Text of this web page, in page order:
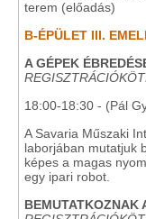
terem (előadás)
B-ÉPÜLET III.
A GÉPEK
18:00-18:30 - (Pál
A Savaria Műszaki
laborjában mutatjuk
képes a magas
egy ipari robot.
BEMUTATKOZNAK